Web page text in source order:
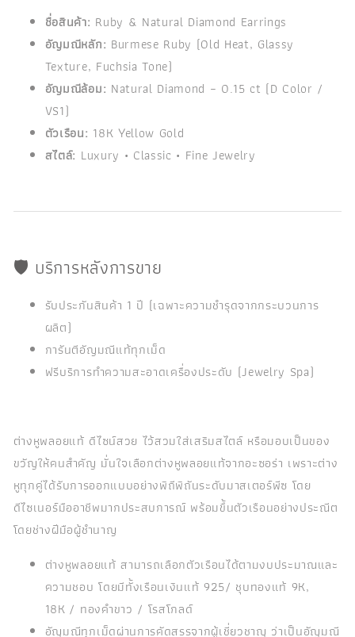
ชื่อสินค้า: Ruby & Natural Diamond Earrings
อัญมณีหลัก: Burmese Ruby (Old Heat, Glassy
Texture, Fuchsia Tone)
อัญมณีล้อม: Natural Diamond – 0.15 ct (D Color /
VS1)
ตัวเรือน: 18K Yellow Gold
สไตล์: Luxury • Classic • Fine Jewelry
🛡️ บริการหลังการขาย
รับประกันสินค้า 1 ปี (เฉพาะความชำรุดจากกระบวนการ
ผลิต)
การันตีอัญมณีแท้ทุกเม็ด
ฟรีบริการทำความสะอาดเครื่องประดับ (Jewelry Spa)
ต่างหูพลอยแท้ ดีไซน์สวย ไว้สวมใส่เสริมสไตล์ หรือมอบเป็นของ
ขวัญให้คนสำคัญ มั่นใจเลือกต่างหูพลอยแท้จากอะซอร่า เพราะต่าง
หูทุกคู่ได้รับการออกแบบอย่างพิถีพิถันระดับมาสเตอร์พีซ โดย
ดีไซเนอร์มืออาชีพมากประสบการณ์ พร้อมขึ้นตัวเรือนอย่างประณีต
โดยช่างฝีมือผู้ชำนาญ
ต่างหูพลอยแท้ สามารถเลือกตัวเรือนได้ตามงบประมาณและ
ความชอบ โดยมีทั้งเรือนเงินแท้ 925/ ชุบทองแท้ 9K,
18K / ทองคำขาว / โรสโกลด์
อัญมณีทุกเม็ดผ่านการคัดสรรจากผู้เชี่ยวชาญ ว่าเป็นอัญมณี